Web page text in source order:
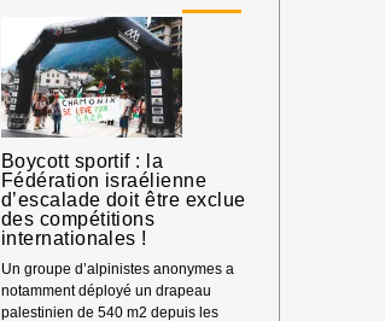
Boycott sportif : la
Fédération israélienne
d’escalade doit être exclue
des compétitions
internationales !
Un groupe d’alpinistes anonymes a
notamment déployé un drapeau
palestinien de 540 m2 depuis les